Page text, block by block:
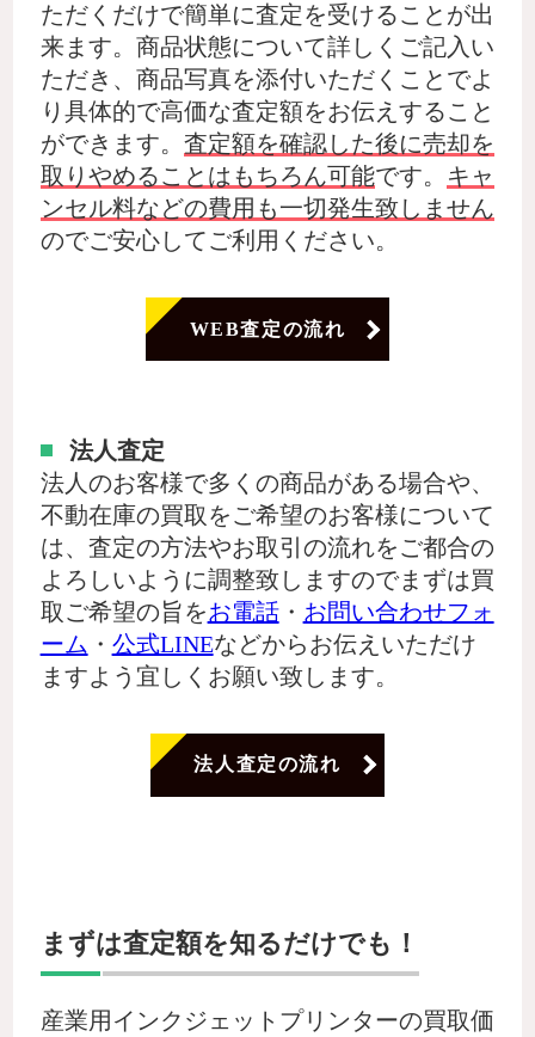
ただくだけで簡単に査定を受けることが出
来ます。商品状態について詳しくご記入い
ただき、商品写真を添付いただくことでよ
り具体的で高価な査定額をお伝えすること
ができます。 査定額を確認した後に売却を
取りやめることはもちろん可能です。
キャ
ンセル料などの費用も一切発生致しません
のでご安心してご利用ください。
WEB査定の流れ
法人査定
法人のお客様で多くの商品がある場合や、
不動在庫の買取をご希望のお客様について
は、査定の方法やお取引の流れをご都合の
よろしいように調整致しますのでまずは買
取ご希望の旨をお電話・ お問い合わせフォ
ーム ・ 公式LINEなどからお伝えいただけ
ますよう宜しくお願い致します。
法人査定の流れ
まずは査定額を知るだけでも！
産業用インクジェットプリンターの買取価